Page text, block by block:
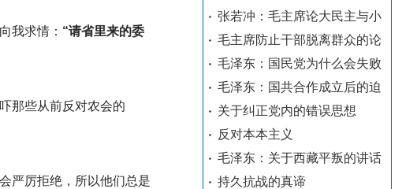
我求情： “请省里来的委
那些从前反对农会的
严厉拒绝，所以他们总是
张若冲：毛主席论大民主与小
毛主席防止干部脱离群众的论
毛泽东：国民党为什么会失败
毛泽东：国共合作成立后的迫
关于纠正党内的错误思想
反对本本主义
毛泽东：关于西藏平叛的讲话
持久抗战的真谛